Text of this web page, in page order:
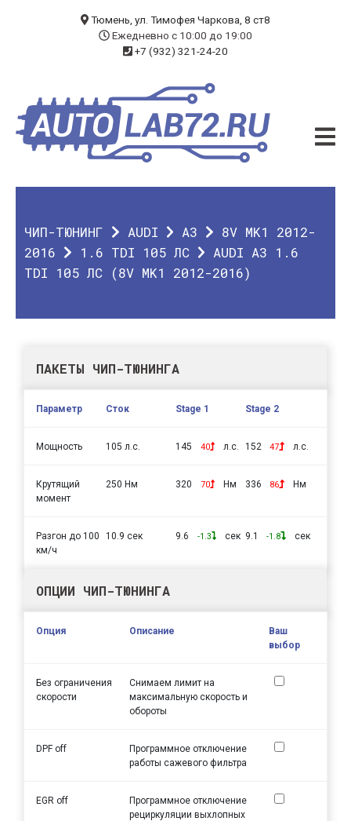
ЧИП-ТЮНИНГ
ДИАГНОСТИКА
О КОМПАНИИ
Тюмень, ул. Тимофея Чаркова, 8 ст8
Ежедневно с 10:00 до 19:00
+7 (932) 321-24-20
ЧИП-ТЮНИНГ AUDI A3
8V MK1 2012-
2016
1.6 TDI 105 ЛС
AUDI A3 1.6
TDI 105 ЛС (8V MK1 2012-2016)
ПАКЕТЫ ЧИП-ТЮНИНГА
Параметр Сток Stage 1 Stage 2
Мощность 105 л.с. 145 40 л.с. 152 47 л.с.
Крутящий
момент
250 Нм 320 70 Нм 336 86 Нм
Разгон до 100
км/ч
10.9 сек 9.6 -1.3 сек 9.1 -1.8 сек
ОПЦИИ ЧИП-ТЮНИНГА
Опция Описание
Ваш
выбор
Без ограничения
скорости
Снимаем лимит на
максимальную скорость и
обороты
DPF off
Программное отключение
работы сажевого фильтра
EGR off
Программное отключение
рециркуляции выхлопных